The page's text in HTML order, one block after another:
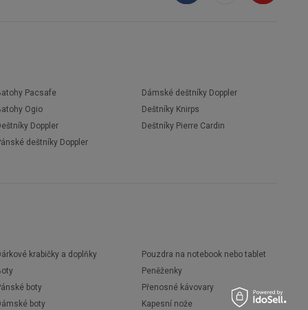
Pacsafe
Ogio
Doppler
deštníky Doppler
Dámské deštníky Doppler
Deštníky Knirps
Deštníky Pierre Cardin
krabičky a doplňky
boty
boty
Pouzdra na notebook nebo tablet
Peněženky
Přenosné kávovary
Kapesní nože